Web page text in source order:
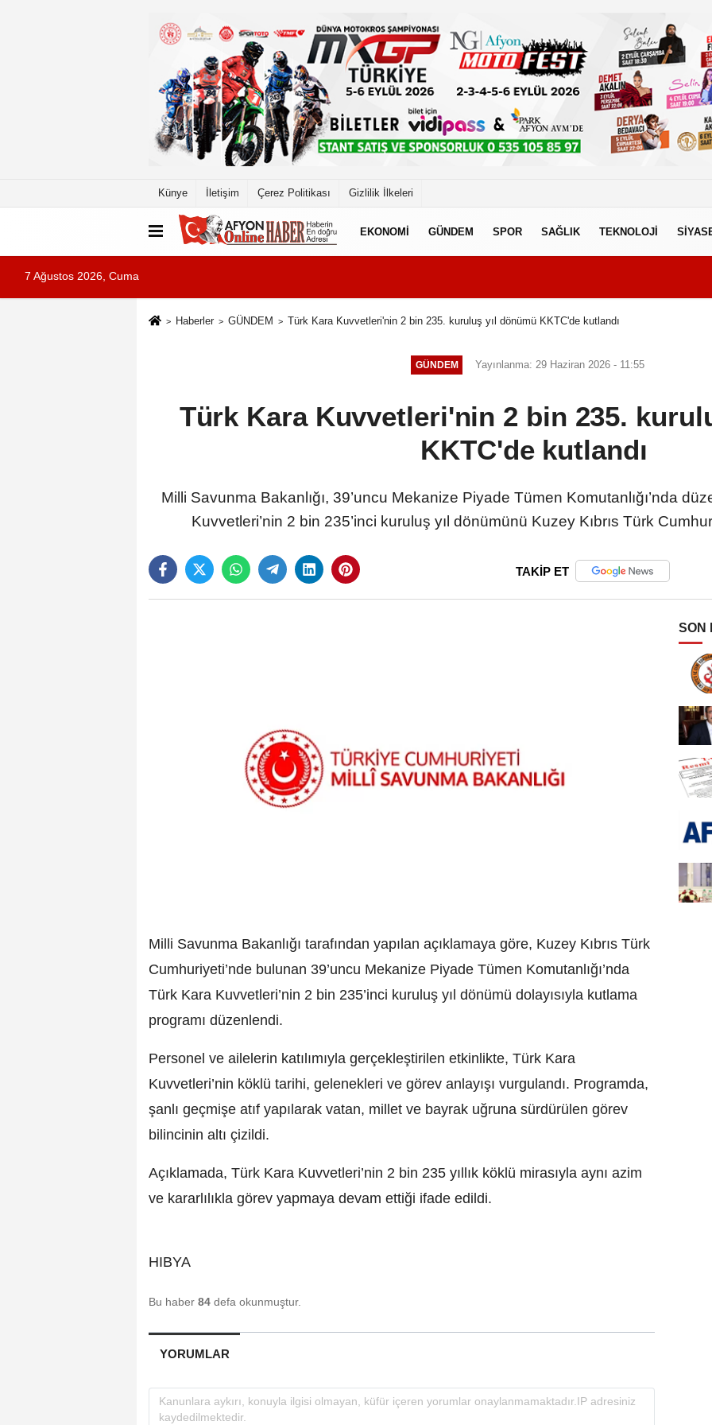
Künye İletişim Çerez Politikası Gizlilik İlkeleri
EKONOMİ GÜNDEM SPOR SAĞLIK TEKNOLOJİ
7 Ağustos 2026, Cuma
Haberler GÜNDEM Türk Kara Kuvvetleri'nin 2 bin 235. kuruluş yıl dönümü KKTC'de kutlandı
GÜNDEM Yayınlanma: 29 Haziran 2026 - 11:55
Türk Kara Kuvvetleri'nin 2 bin 235.
KKTC'de kutlandı
Milli Savunma Bakanlığı, 39’uncu Mekanize Piyade Tümen Komutanlığı’nda
Kuvvetleri’nin 2 bin 235’inci kuruluş yıl dönümünü Kuzey Kıbrıs Türk
TAKİP ET
Milli Savunma Bakanlığı tarafından yapılan açıklamaya göre, Kuzey Kıbrıs Türk
Cumhuriyeti’nde bulunan 39’uncu Mekanize Piyade Tümen Komutanlığı’nda
Türk Kara Kuvvetleri’nin 2 bin 235’inci kuruluş yıl dönümü dolayısıyla kutlama
programı düzenlendi.
Personel ve ailelerin katılımıyla gerçekleştirilen etkinlikte, Türk Kara
Kuvvetleri’nin köklü tarihi, gelenekleri ve görev anlayışı vurgulandı. Programda,
şanlı geçmişe atıf yapılarak vatan, millet ve bayrak uğruna sürdürülen görev
bilincinin altı çizildi.
Açıklamada, Türk Kara Kuvvetleri’nin 2 bin 235 yıllık köklü mirasıyla aynı azim
ve kararlılıkla görev yapmaya devam ettiği ifade edildi.
HIBYA
Bu haber 84 defa okunmuştur.
YORUMLAR
SON